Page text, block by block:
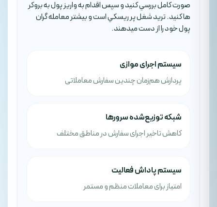
صورت کامل بررسي کنيد و سپس اقدام به واريز پول به بروکر
ها کنيد. تريد شغل پر ريسکي است و بيشتر معامله گران
پول خود را از دست ميدهند.
سیستم اجرای موازی
پردازش هم‌زمان چندین سفارش معاملاتی
شبکه توزیع‌شده سرورها
کاهش تاخیر اجرای سفارش در مناطق مختلف
سیستم پاداش فعالیت
امتیاز برای معاملات منظم و مستمر